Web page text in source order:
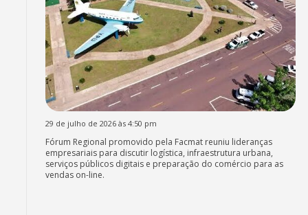
29 de julho de 2026 às 4:50 pm
Fórum Regional promovido pela Facmat reuniu lideranças
empresariais para discutir logística, infraestrutura urbana,
serviços públicos digitais e preparação do comércio para as
vendas on-line.